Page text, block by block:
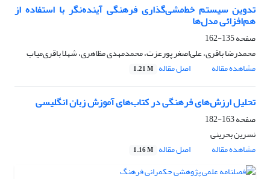
تدوین سیستم خط‌مشی‌گذاری فرهنگی آینده‌نگر با استفاده از
هم‌افزائی مدل‌ها
صفحه135-162
محمدرضا باقری، علی‌اصغر پورعزت، محمدمهدی مظاهری، شهلا باقری‌میاب
مشاهده مقاله
اصل مقاله 1.21 M
تحلیل ارزش‌های فرهنگی در کتاب‌های آموزش زبان انگلیسی
صفحه163-182
نسرین بحرینی
مشاهده مقاله
اصل مقاله 1.16 M